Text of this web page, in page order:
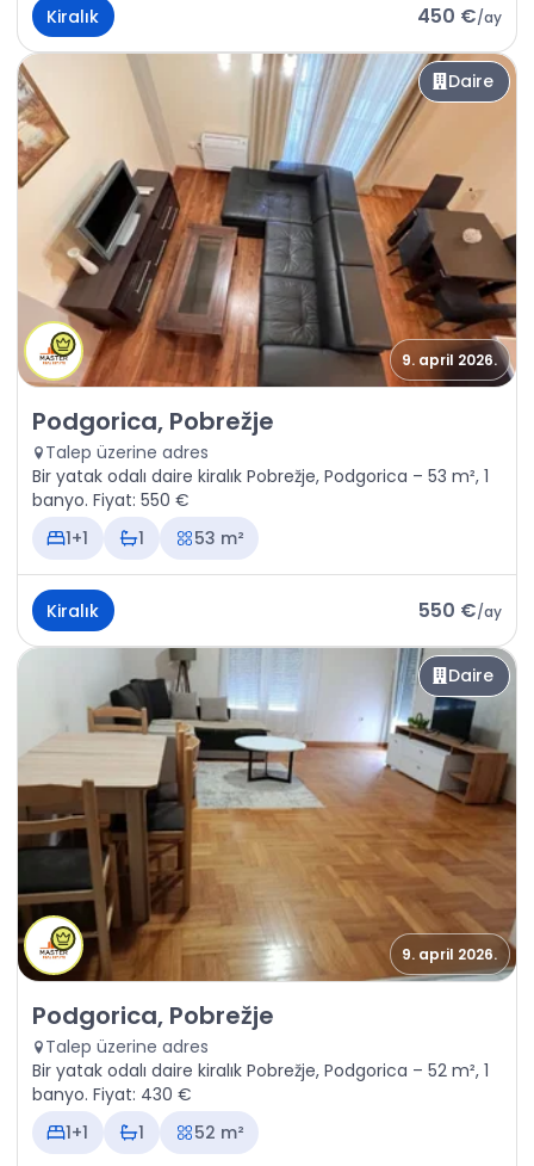
Kiralık 450 €/ay
Daire
9. april 2026.
Kiralık - Daire Podgorica, Pobrežje
Podgorica, Pobrežje
Talep üzerine adres
Bir yatak odalı daire kiralık Pobrežje, Podgorica – 53 m², 1
banyo. Fiyat: 550 €
1+1
1 53 m²
Kiralık 550 €/ay
Daire
9. april 2026.
Kiralık - Daire Podgorica, Pobrežje
Podgorica, Pobrežje
Talep üzerine adres
Bir yatak odalı daire kiralık Pobrežje, Podgorica – 52 m², 1
banyo. Fiyat: 430 €
1+1
1 52 m²